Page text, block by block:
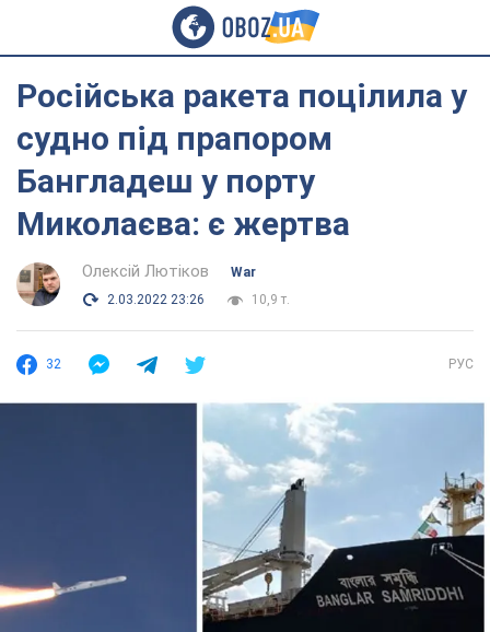
Російська ракета поцілила у
судно під прапором
Бангладеш у порту
Миколаєва: є жертва
Олексій Лютіков
War
2.03.2022 23:26
10,9 т.
32 РУС